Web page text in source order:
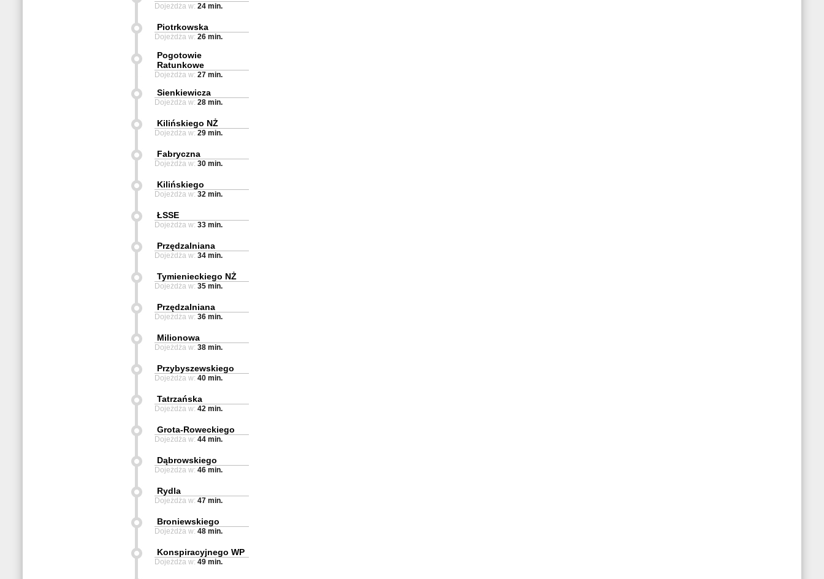
Dojeżdża w: 24 min.
Piotrkowska
Dojeżdża w: 26 min.
Pogotowie
Ratunkowe
Dojeżdża w: 27 min.
Sienkiewicza
Dojeżdża w: 28 min.
Kilińskiego NŻ
Dojeżdża w: 29 min.
Fabryczna
Dojeżdża w: 30 min.
Kilińskiego
Dojeżdża w: 32 min.
ŁSSE
Dojeżdża w: 33 min.
Przędzalniana
Dojeżdża w: 34 min.
Tymienieckiego NŻ
Dojeżdża w: 35 min.
Przędzalniana
Dojeżdża w: 36 min.
Milionowa
Dojeżdża w: 38 min.
Przybyszewskiego
Dojeżdża w: 40 min.
Tatrzańska
Dojeżdża w: 42 min.
Grota-Roweckiego
Dojeżdża w: 44 min.
Dąbrowskiego
Dojeżdża w: 46 min.
Rydla
Dojeżdża w: 47 min.
Broniewskiego
Dojeżdża w: 48 min.
Konspiracyjnego WP
Dojeżdża w: 49 min.